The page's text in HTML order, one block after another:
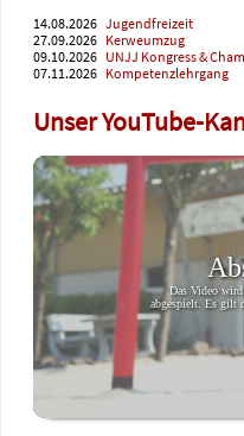
14.08.2026 Jugendfreizeit
27.09.2026 Kerweumzug
09.10.2026 UNJJ Kongress &
07.11.2026 Kompetenzlehrgang
Unser YouTube-